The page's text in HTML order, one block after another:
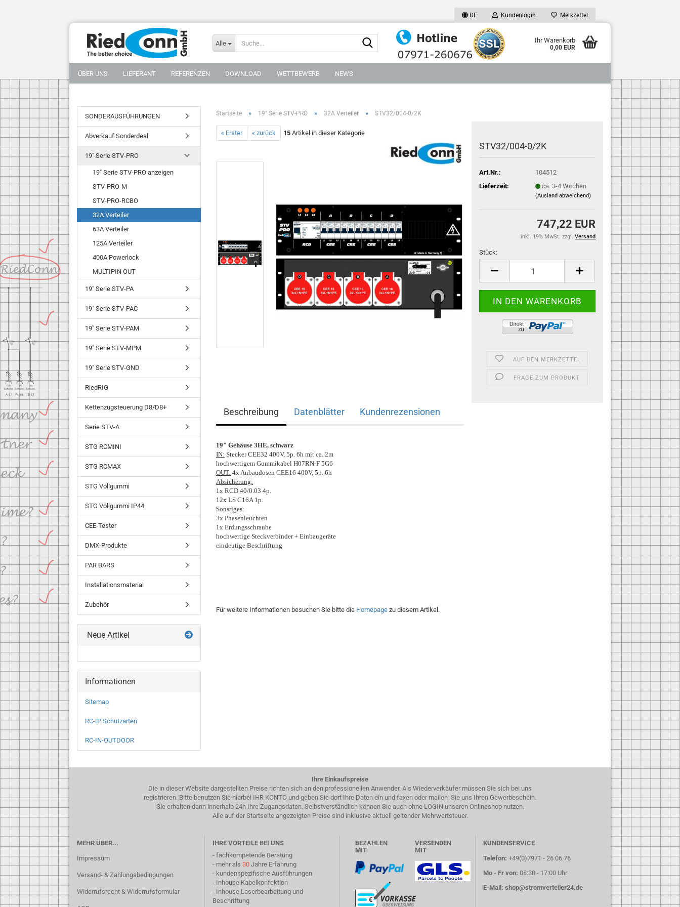
DE Kundenlogin Merkzettel
Alle
Suche... Ihr Warenkorb
0,00 EUR
ÜBER UNS LIEFERANT REFERENZEN DOWNLOAD WETTBEWERB NEWS
Startseite » 19" Serie STV-PRO » 32A Verteiler » STV32/004-0/2K
« Erster « zurück 15 Artikel in dieser Kategorie
STV32/004-0/2K
Art.Nr.:
104512
Lieferzeit:
ca. 3-4 Wochen
(Ausland abweichend)
747,22 EUR
inkl. 19% MwSt. zzgl. Versand
Stück:
Stück
AUF DEN MERKZETTEL
FRAGE ZUM PRODUKT
Beschreibung Datenblätter Kundenrezensionen
19" Gehäuse 3HE, schwarz
IN: Stecker CEE32 400V, 5p. 6h mit ca. 2m
hochwertigem Gummikabel H07RN-F 5G6
OUT: 4x Anbaudosen CEE16 400V, 5p. 6h
Absicherung:
1x RCD 40/0.03 4p.
12x LS C16A 1p.
Sonstiges:
3x Phasenleuchten
1x Erdungsschraube
hochwertige Steckverbinder + Einbaugeräte
eindeutige Beschriftung
Für weitere Informationen besuchen Sie bitte die Homepage zu diesem Artikel.
SONDERAUSFÜHRUNGEN
Abverkauf Sonderdeal
19" Serie STV-PRO
19" Serie STV-PRO anzeigen
STV-PRO-M
STV-PRO-RCBO
32A Verteiler
63A Verteiler
125A Verteiler
400A Powerlock
MULTIPIN OUT
19" Serie STV-PA
19" Serie STV-PAC
19" Serie STV-PAM
19" Serie STV-MPM
19" Serie STV-GND
RiedRIG
Kettenzugsteuerung D8/D8+
Serie STV-A
STG RCMINI
STG RCMAX
STG Vollgummi
STG Vollgummi IP44
CEE-Tester
DMX-Produkte
PAR BARS
Installationsmaterial
Zubehör
Neue Artikel
Informationen
Sitemap
RC-IP Schutzarten
RC-IN-OUTDOOR
Ihre Einkaufspreise
Die in dieser Website dargestellten Preise richten sich an den professionellen Anwender. Als Wiederverkäufer müssen Sie sich bei uns
registrieren. Bitte benutzen Sie hierbei IHR KONTO und geben Sie dort Ihre Daten ein und faxen oder mailen Sie uns Ihren Gewerbeschein.
Sie erhalten dann innerhalb 24h Ihre Zugangsdaten. Selbstverständlich können Sie auch ohne LOGIN unseren Onlineshop nutzen.
Alle auf der Startseite angezeigten Preise sind inklusive aktuell geltender Mehrwertsteuer.
MEHR ÜBER...
Impressum
Versand- & Zahlungsbedingungen
Widerrufsrecht & Widerrufsformular
IHRE VORTEILE BEI UNS
- fachkompetende Beratung
- mehr als 30Jahre Erfahrung
- kundenspezifische Ausführungen
- Inhouse Kabelkonfektion
- Inhouse Laserbearbeitung und
Beschriftung
BEZAHLEN
MIT
VERSENDEN
MIT
KUNDENSERVICE
Telefon: +49(0)7971 - 26 06 76
Mo - Fr von: 08:30 - 17:00 Uhr
E-Mail: shop@stromverteiler24.de